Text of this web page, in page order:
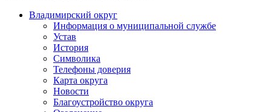
Владимирский округ
Информация о муниципальной службе
Устав
История
Символика
Телефоны доверия
Карта округа
Новости
Благоустройство округа